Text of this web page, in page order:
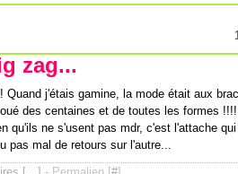
zag...
Quand j'étais gamine, la mode était aux
des centaines et de toutes les formes
qu'ils ne s'usent pas mdr, c'est l'attache
pas mal de retours sur l'autre...